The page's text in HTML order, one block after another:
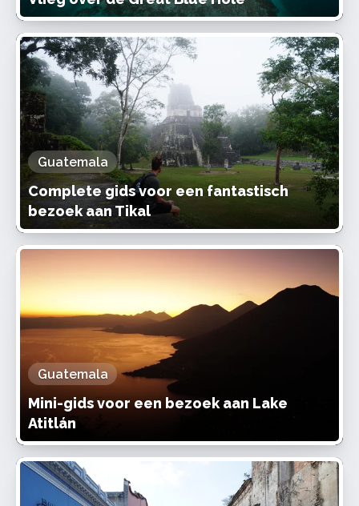
Guatemala
Complete gids voor een fantastisch
bezoek aan Tikal
Guatemala
Mini-gids voor een bezoek aan Lake
Atitlán